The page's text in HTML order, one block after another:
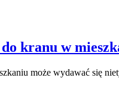
kranu w
może wydawać się